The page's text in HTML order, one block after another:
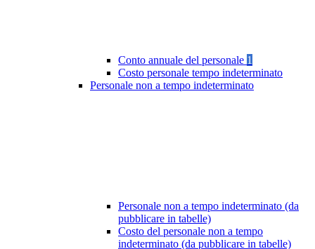
Conto annuale del personale 1
Costo personale tempo indeterminato
Personale non a tempo indeterminato
Personale non a tempo indeterminato (da
pubblicare in tabelle)
Costo del personale non a tempo
indeterminato (da pubblicare in tabelle)